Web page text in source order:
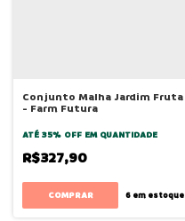
Conjunto Malha Jardim Fruta
- Farm Futura
ATÉ 35% OFF EM QUANTIDADE
R$327,90
COMPRAR 6em estoque